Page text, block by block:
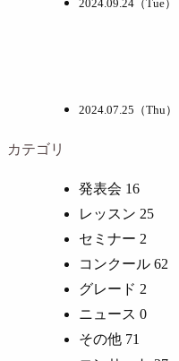
2024.09.24（Tue）
2024.07.25（Thu）
カテゴリ
発表会 16
レッスン 25
セミナー 2
コンクール 62
グレード 2
ニュース 0
その他 71